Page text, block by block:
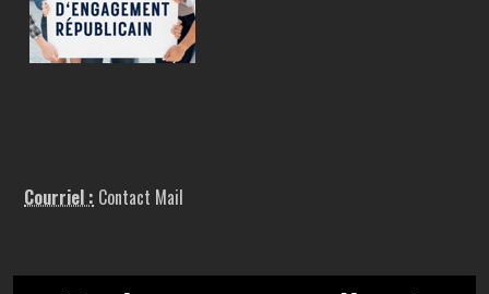
Courriel : Contact Mail